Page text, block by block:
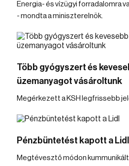
Energia- és vízügyi forradalomra
- mondta a miniszterelnök.
Több gyógyszert és
üzemanyagot vásároltunk
Megérkezett a KSH legfrissebb
Pénzbüntetést kapott a Lidl
Megtévesztő módon kummunikált